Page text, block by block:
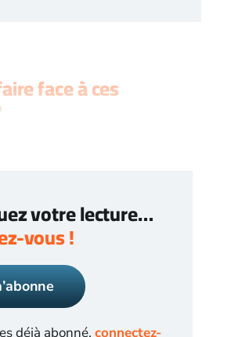
face à ces
votre lecture…
vous !
déjà abonné,connectez-